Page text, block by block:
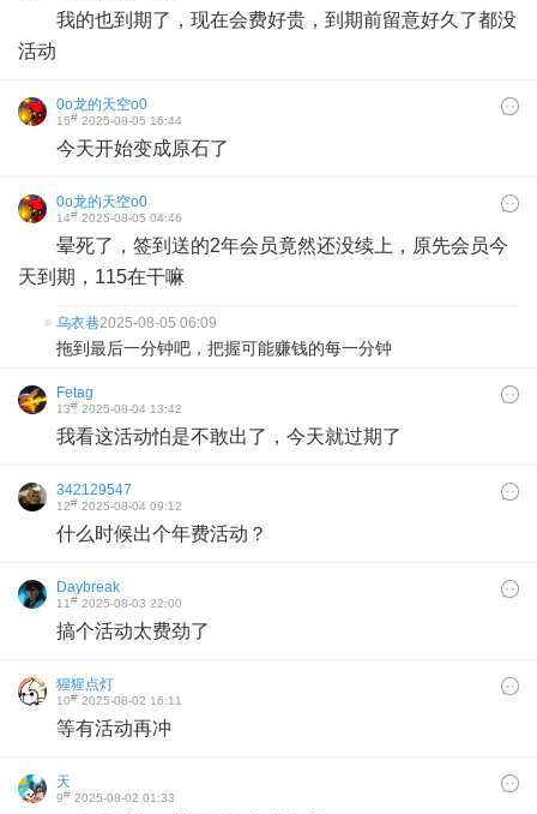
我的也到期了，现在会费好贵，到期前留意好久了都没
活动
0o龙的天空o0
15# 2025-08-05 16:44
今天开始变成原石了
0o龙的天空o0
14# 2025-08-05 04:46
晕死了，签到送的2年会员竟然还没续上，原先会员今
天到期，115在干嘛
乌衣巷2025-08-05 06:09
拖到最后一分钟吧，把握可能赚钱的每一分钟
Fetag
13# 2025-08-04 13:42
我看这活动怕是不敢出了，今天就过期了
342129547
12# 2025-08-04 09:12
什么时候出个年费活动？
Daybreak
11# 2025-08-03 22:00
搞个活动太费劲了
猩猩点灯
10# 2025-08-02 16:11
等有活动再冲
天
9# 2025-08-02 01:33